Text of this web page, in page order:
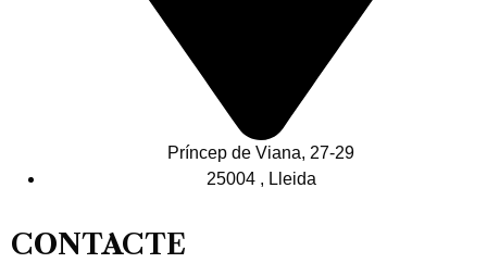
Príncep de Viana, 27-29
25004 , Lleida
CONTACTE